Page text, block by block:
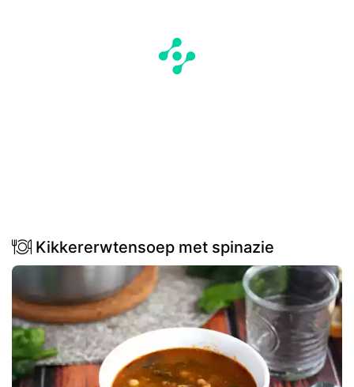
Kikkererwtensoep met spinazie